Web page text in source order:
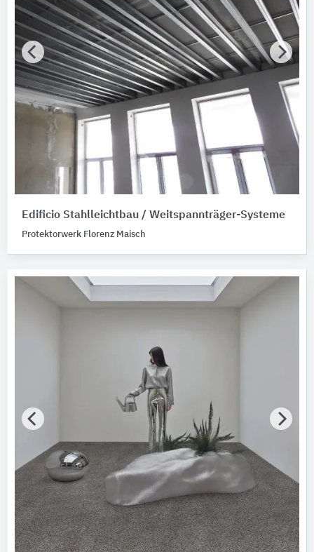
Edificio Stahlleichtbau / Weitspannträger-Systeme
Protektorwerk Florenz Maisch